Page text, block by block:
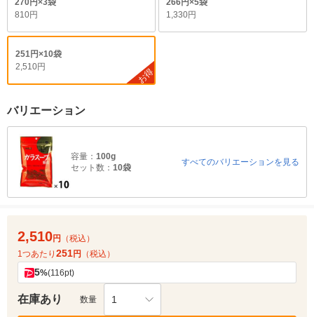
270円×3袋
810円
266円×5袋
1,330円
251円×10袋
2,510円
お得
バリエーション
容量： 100g
セット数： 10袋
すべてのバリエーションを見る
2,510円
（税込）
1つあたり 251円 （税込）
5%(116pt)
在庫あり 数量 1